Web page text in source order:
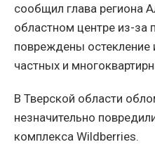
сообщил глава региона
областном центре из-
повреждены остекление
частных и
В Тверской области
незначительно
комплекса Wildberries.